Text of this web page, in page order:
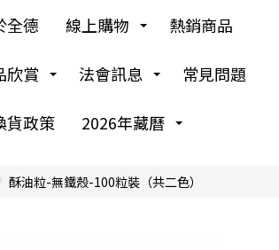
全德 線上購物 熱銷商品
欣賞 法會訊息 常見問題
貨政策 2026年藏曆
酥油粒-無鐵殼-100粒裝（共二色）